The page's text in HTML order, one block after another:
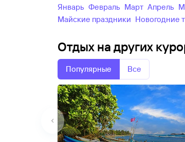
Январь
Февраль Март Апрель
майские праздники
новогодние
Отдых на других
Популярные Все